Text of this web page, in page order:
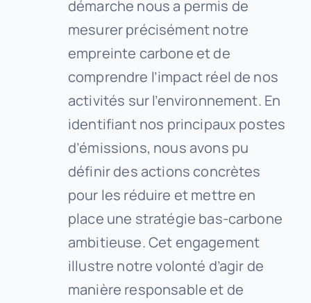
démarche nous a permis de
mesurer précisément notre
empreinte carbone et de
comprendre l’impact réel de nos
activités sur l’environnement. En
identifiant nos principaux postes
d’émissions, nous avons pu
définir des actions concrètes
pour les réduire et mettre en
place une stratégie bas-carbone
ambitieuse. Cet engagement
illustre notre volonté d’agir de
manière responsable et de